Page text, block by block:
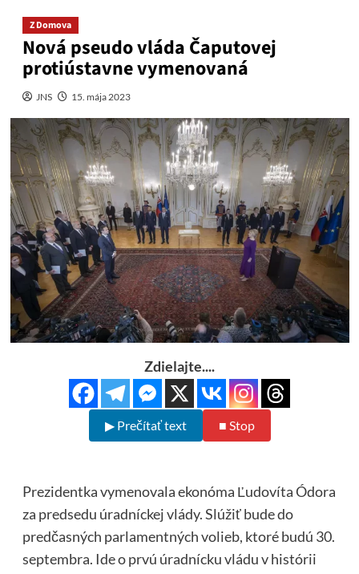
Z Domova
Nová pseudo vláda Čaputovej
protiústavne vymenovaná
JNS 15. mája 2023
Zdielajte....
▶ Prečítať text ■ Stop
Prezidentka vymenovala ekonóma Ľudovíta Ódora
za predsedu úradníckej vlády. Slúžiť bude do
predčasných parlamentných volieb, ktoré budú 30.
septembra. Ide o prvú úradnícku vládu v histórii